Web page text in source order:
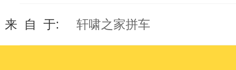
来 自 于: 轩啸之家拼车